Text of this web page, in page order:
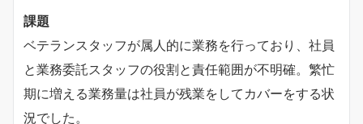
課題
ベテランスタッフが属人的に業務を行っており、社員
と業務委託スタッフの役割と責任範囲が不明確。繁忙
期に増える業務量は社員が残業をしてカバーをする状
況でした。